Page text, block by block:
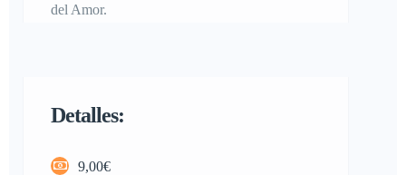
del Amor.
Detalles:
9,00€